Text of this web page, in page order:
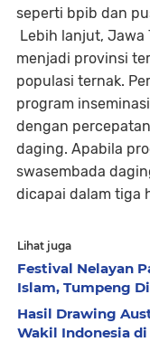
seperti bpib dan
Lebih lanjut, Jawa
menjadi provinsi
populasi ternak.
program
dengan
daging. Apabila
swasembada
dicapai dalam tiga
Lihat juga
Festival Nelayan
Islam, Tumpeng
Hasil Drawing
Wakil Indonesia